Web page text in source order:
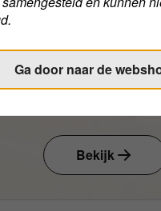
Bekijk
Ga door naar de